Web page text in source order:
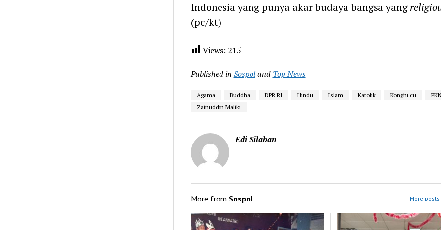
Indonesia yang punya akar budaya bangsa yang
(pc/kt)
Views: 215
Published in Sospoland Top News
Agama Buddha DPR RI Hindu Islam Katolik Konghucu
PKN
Zainuddin Maliki
Edi Silaban
More from Sospol More